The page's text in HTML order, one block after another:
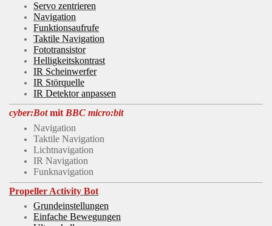
Servo zentrieren
Navigation
Funktionsaufrufe
Taktile Navigation
Fototransistor
Helligkeitskontrast
IR Scheinwerfer
IR Störquelle
IR Detektor anpassen
cyber:Botmit BBC micro:bit
Navigation
Taktile Navigation
Lichtnavigation
IR Navigation
Funknavigation
Propeller Activity Bot
Grundeinstellungen
Einfache Bewegungen